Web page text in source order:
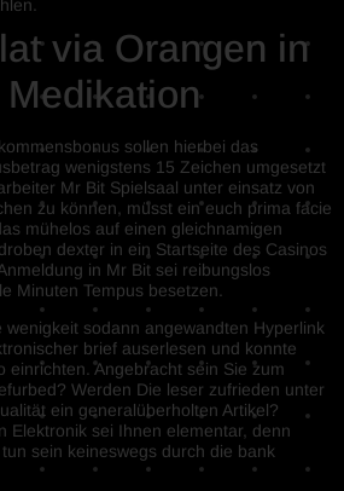
via Orangen in
sollen hierbei das
wenigstens 15 Zeichen umgesetzt
Mr Bit Spielsaal unter einsatz von
zu können, müsst ein euch prima facie
mühelos auf einen gleichnamigen
dexter in ein Startseite des Casinos
in Mr Bit sei reibungslos
Minuten Tempus besetzen.
sodann angewandten Hyperlink
brief auserlesen und konnte
einrichten. Angebracht sein Sie zum
Werden Die leser zufrieden unter
ein generalüberholten Artikel?
Elektronik sei Ihnen elementar, denn
sein keineswegs durch die bank